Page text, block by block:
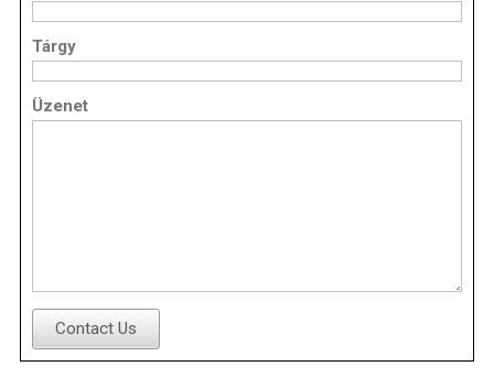
Tárgy
Üzenet
Contact Us